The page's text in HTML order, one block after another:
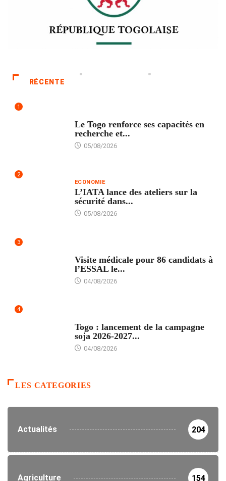
RÉCENTE
1
Le Togo renforce ses capacités en
recherche et...
05/08/2026
2
ECONOMIE
L’IATA lance des ateliers sur la
sécurité dans...
05/08/2026
3
Visite médicale pour 86 candidats à
l’ESSAL le...
04/08/2026
4
Togo : lancement de la campagne
soja 2026-2027...
04/08/2026
LES CATEGORIES
Actualités 204
Agriculture 154